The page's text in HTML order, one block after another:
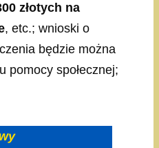
złotych na
, etc.; wnioski o
będzie można
pomocy społecznej;